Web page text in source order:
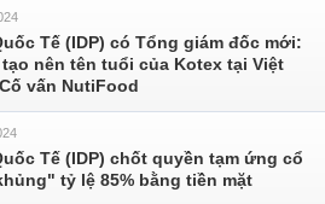
Tế (IDP) có Tổng giám đốc mới:
nên tên tuổi của Kotex tại Việt
vấn NutiFood
Tế (IDP) chốt quyền tạm ứng cổ
tỷ lệ 85% bằng tiền mặt